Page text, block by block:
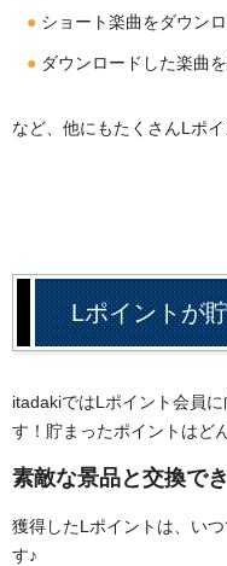
ショート楽曲をダウン
ダウンロードした楽曲
など、他にもたくさんLポ
Lポイントが
itadakiではLポイント会員
す！貯まったポイントはど
素敵な景品と交換で
獲得したLポイントは、い
す♪